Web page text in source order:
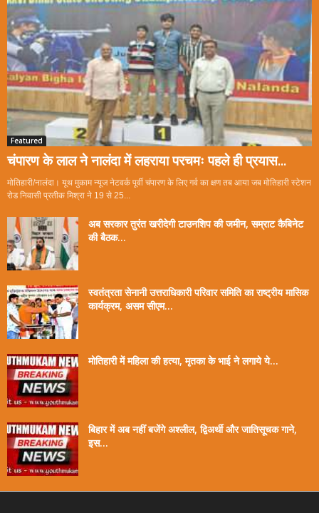
Featured
चंपारण के लाल ने नालंदा में लहराया परचमः पहले ही प्रयास...
मोतिहारी/नालंदा। यूथ मुकाम न्यूज नेटवर्क पूर्वी चंपारण के लिए गर्व का क्षण तब आया जब मोतिहारी स्टेशन
रोड निवासी प्रतीक मिश्रा ने 19 से 25...
अब सरकार तुरंत खरीदेगी टाउनशिप की जमीन, सम्राट कैबिनेट
की बैठक...
स्वतंत्रता सेनानी उत्तराधिकारी परिवार समिति का राष्ट्रीय मासिक
कार्यक्रम, असम सीएम...
मोतिहारी में महिला की हत्या, मृतका के भाई ने लगाये ये...
बिहार में अब नहीं बजेंगे अश्लील, द्विअर्थी और जातिसूचक गाने,
इस...